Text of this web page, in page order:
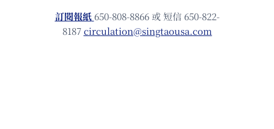
訂閱報紙 650-808-8866 或 短信 650-822-
8187circulation@singtaousa.com